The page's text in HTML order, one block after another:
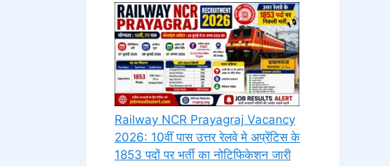
Railway NCR Prayagraj Vacancy
2026: 10वीं पास उत्तर रेलवे मे अप्रेंटिस के
1853 पदों पर भर्ती का नोटिफिकेशन जारी